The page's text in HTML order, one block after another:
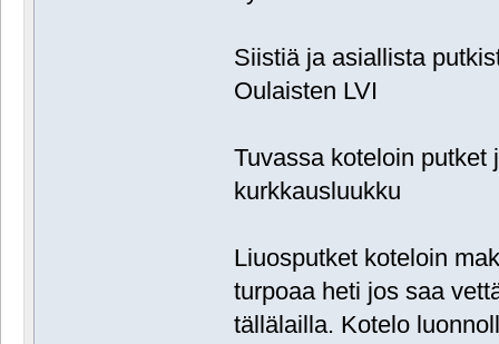
Siistiä ja asiallista
Oulaisten LVI
Tuvassa koteloin putket
kurkkausluukku
Liuosputket koteloin
turpoaa heti jos saa
tällälailla. Kotelo